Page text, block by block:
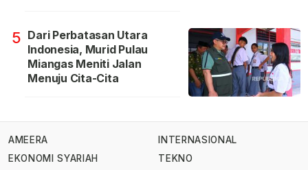
5 Dari Perbatasan Utara
Indonesia, Murid Pulau
Miangas Meniti Jalan
Menuju Cita-Cita
AMEERA
EKONOMI SYARIAH
INTERNASIONAL
TEKNO